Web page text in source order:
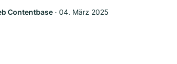
Contentbase ‧ 04. März 2025